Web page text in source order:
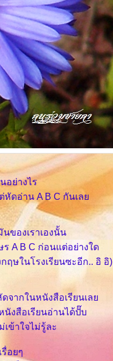
อย่างไร
หัดอ่าน A B C กันเล
ของเราเองนั้น
A B C ก่อนแต่อย่างใด
ฤษในโรงเรียนซะอีก.. อิ อิ)
จากในหนังสือเรียนเล
นังสือเรียนอ่านได้ปั๊บ
เข้าใจไม่รู้ละ
อยๆ